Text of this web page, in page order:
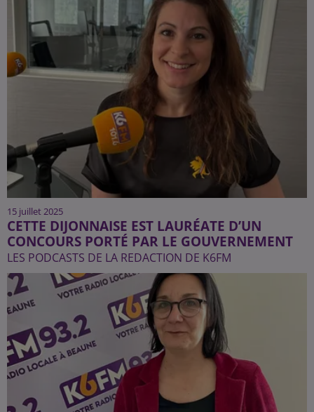
15 juillet 2025
CETTE DIJONNAISE EST LAURÉATE D’UN
CONCOURS PORTÉ PAR LE GOUVERNEMENT
LES PODCASTS DE LA REDACTION DE K6FM